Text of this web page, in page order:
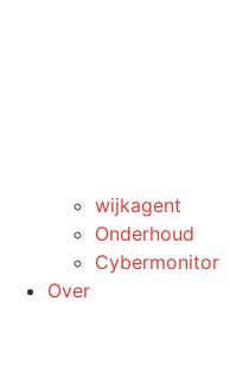
wijkagent
Onderhoud
Cybermonitor
Over